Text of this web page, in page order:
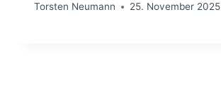
Torsten Neumann 25. November 2025